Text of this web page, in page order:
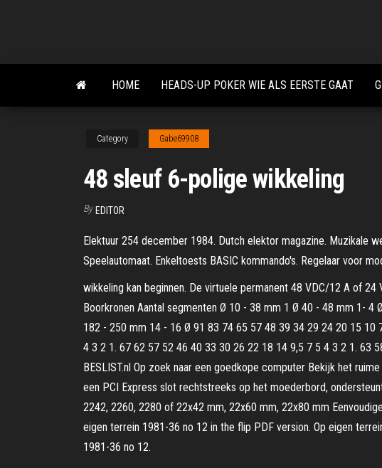
content
HOME HEADS-UP POKER WIE ALS EERSTE GAAT
Category Gabe69908
48 sleuf 6-polige wikkeling
By EDITOR
Elektuur 254 december 1984. Dutch elektor magazine. Muzikale
Speelautomaat. Enkeltoests BASIC kommando's. Regelaar voor
wikkeling kan beginnen. De virtuele permanent 48 VDC/12 A of
Boorkronen Aantal segmenten Ø 10 - 38 mm 1 Ø 40 - 48 mm 1-
182 - 250 mm 14 - 16 Ø 91 83 74 65 57 48 39 34 29 24 20 15
4 3 2 1. 67 62 57 52 46 40 33 30 26 22 18 14 9,5 7 5 4 3 2 1. 63
BESLIST.nl Op zoek naar een goedkope computer Bekijk het
een PCI Express slot rechtstreeks op het moederbord,
2242, 2260, 2280 of 22x42 mm, 22x60 mm, 22x80 mm
eigen terrein 1981-36 no 12 in the flip PDF version. Op eigen
1981-36 no 12.